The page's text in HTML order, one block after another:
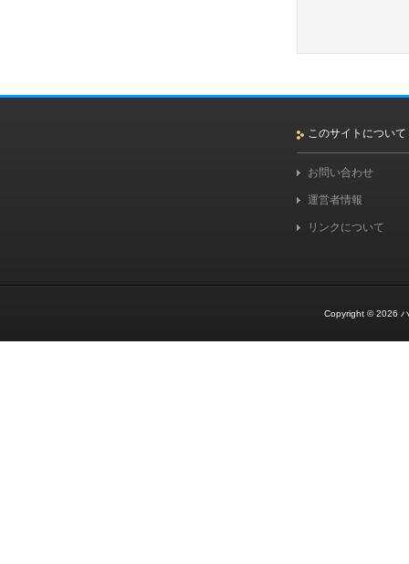
このサイトについて
お問い合わせ
運営者情報
リンクについて
Copyright © 2026